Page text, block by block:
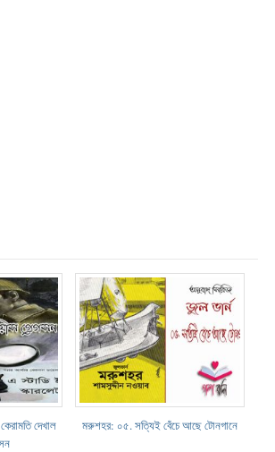
দেখাল
মরুশহর: ০৫. সত্যিই বেঁচে আছে টোনগানে